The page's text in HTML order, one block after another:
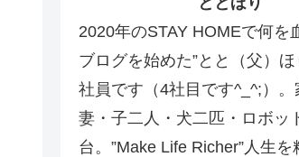
2020年のSTAY HOMEで何を
ブログを始めた”とと（父）ほ
社員です（4社目です^_^;）。
妻・子二人・犬二匹・ロボッ
台。”Make Life Richer”人生を